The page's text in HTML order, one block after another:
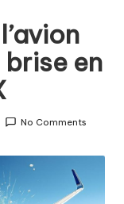
en
No Comments